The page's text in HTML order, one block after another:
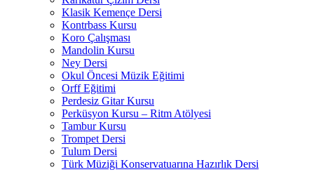
Klasik Kemençe Dersi
Kontrbass Kursu
Koro Çalışması
Mandolin Kursu
Ney Dersi
Okul Öncesi Müzik Eğitimi
Orff Eğitimi
Perdesiz Gitar Kursu
Perküsyon Kursu – Ritm Atölyesi
Tambur Kursu
Trompet Dersi
Tulum Dersi
Türk Müziği Konservatuarına Hazırlık Dersi